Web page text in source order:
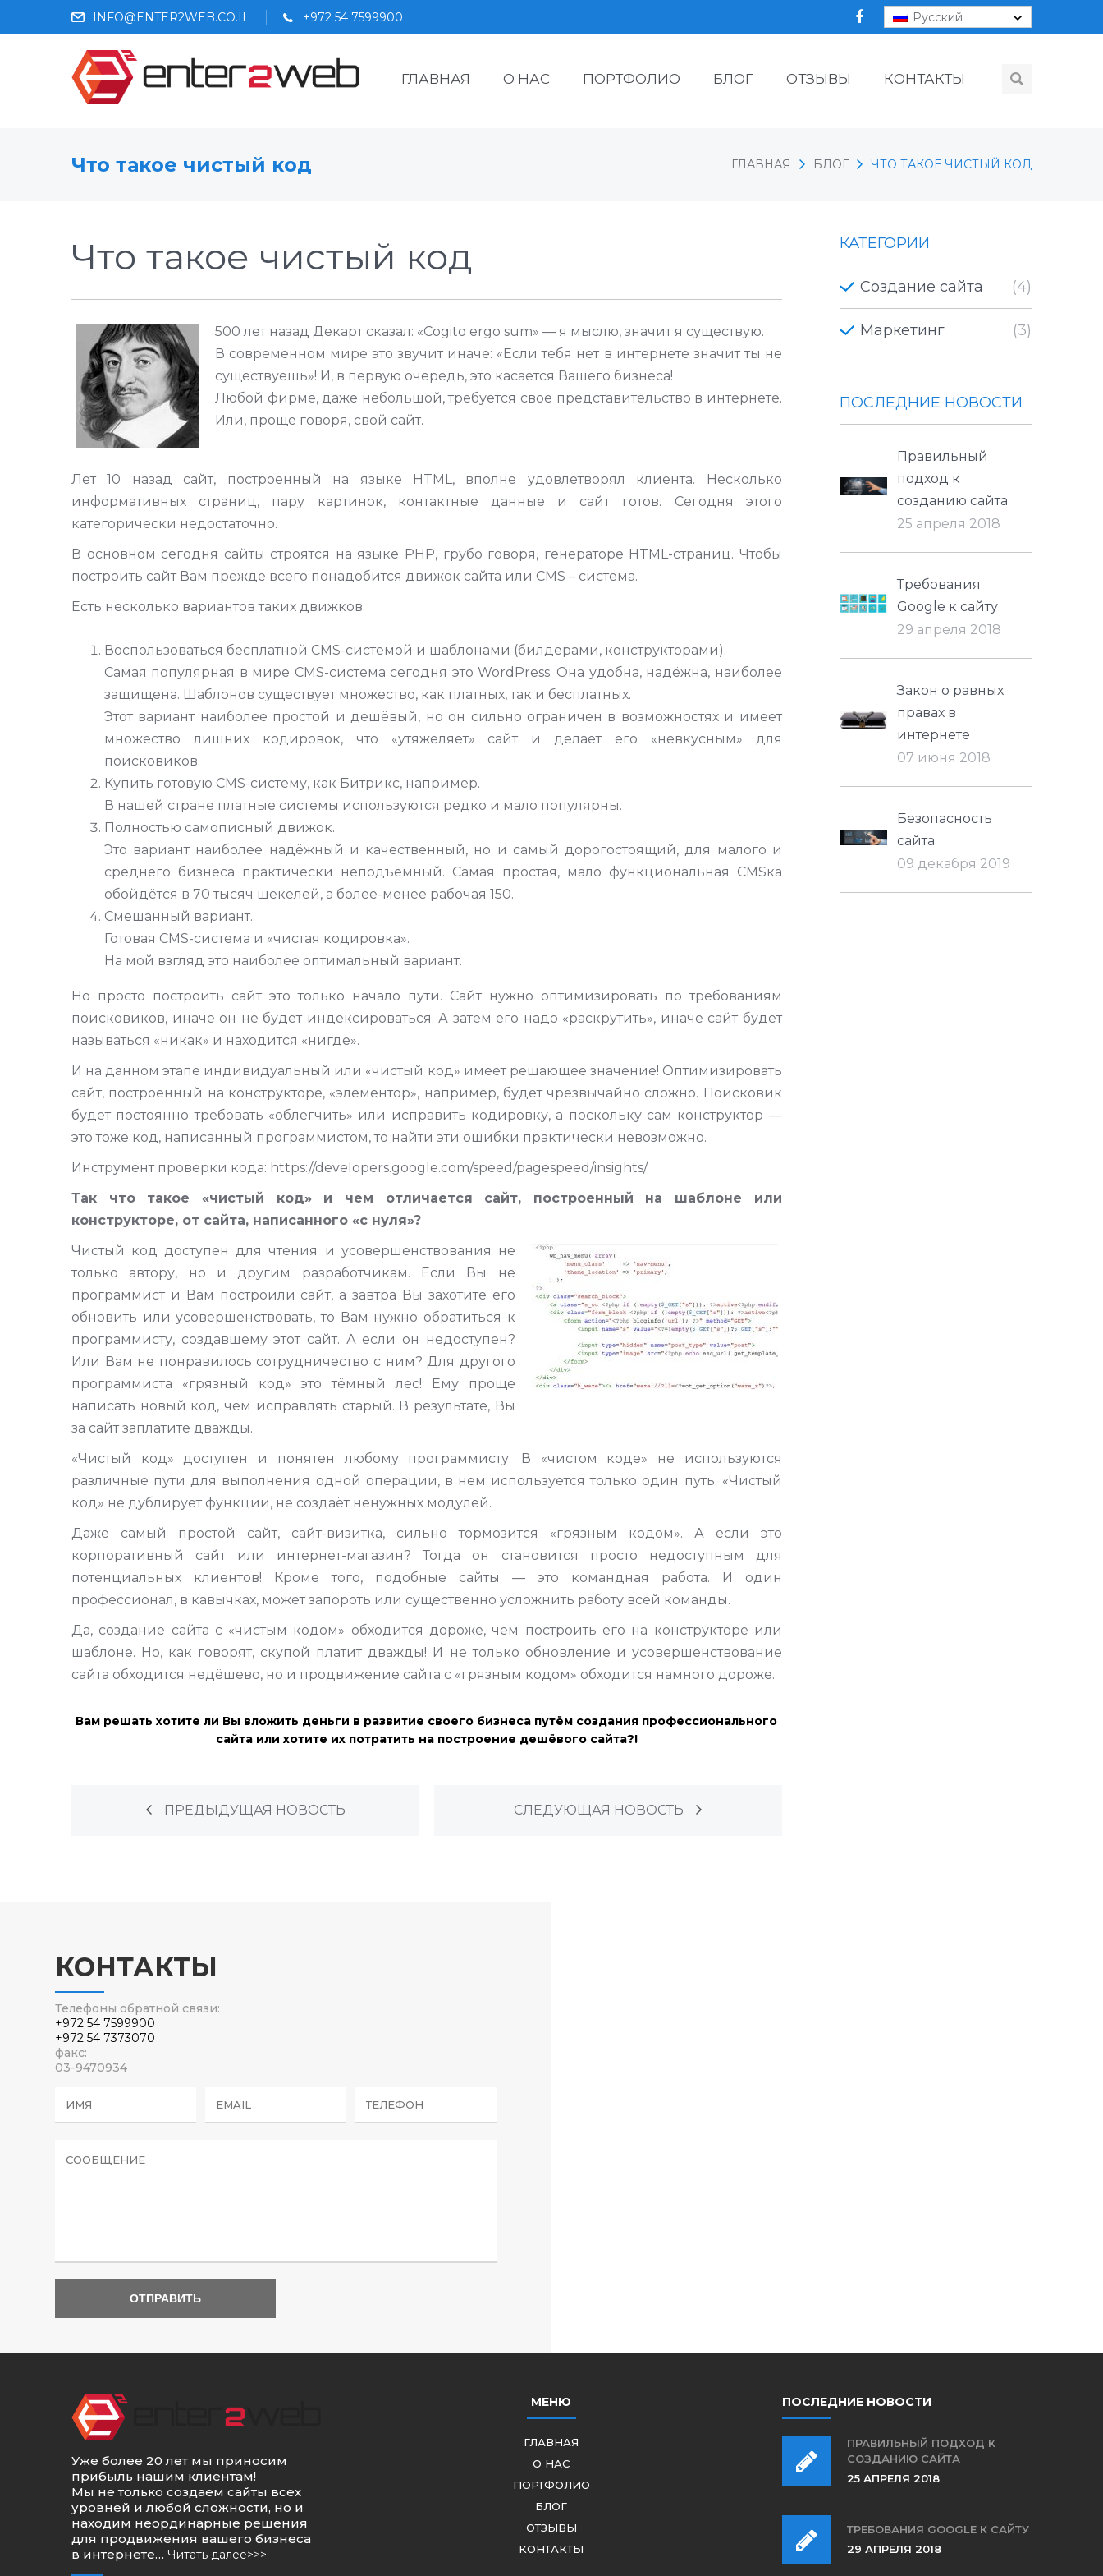
INFO@ENTER2WEB.CO.IL +972 54 7599900 Русский
ГЛАВНАЯ О НАС ПОРТФОЛИО БЛОГ ОТЗЫВЫ КОНТАКТЫ
Что такое чистый код ГЛАВНАЯ БЛОГ ЧТО ТАКОЕ ЧИСТЫЙ КОД
Что такое чистый код
500 лет назад Декарт сказал: «Cogito ergo sum» — я мыслю, значит я существую.
В современном мире это звучит иначе: «Если тебя нет в интернете значит ты не
существуешь»! И, в первую очередь, это касается Вашего бизнеса!
Любой фирме, даже небольшой, требуется своё представительство в интернете.
Или, проще говоря, свой сайт.
Лет 10 назад сайт, построенный на языке HTML, вполне удовлетворял клиента. Несколько
информативных страниц, пару картинок, контактные данные и сайт готов. Сегодня этого
категорически недостаточно.
В основном сегодня сайты строятся на языке PHP, грубо говоря, генераторе HTML-страниц. Чтобы
построить сайт Вам прежде всего понадобится движок сайта или CMS – система.
Есть несколько вариантов таких движков.
Воспользоваться бесплатной CMS-системой и шаблонами (билдерами, конструкторами).
Самая популярная в мире CMS-система сегодня это WordPress. Она удобна, надёжна, наиболее
защищена. Шаблонов существует множество, как платных, так и бесплатных.
Этот вариант наиболее простой и дешёвый, но он сильно ограничен в возможностях и имеет
множество лишних кодировок, что «утяжеляет» сайт и делает его «невкусным» для
поисковиков.
Купить готовую CMS-систему, как Битрикс, например.
В нашей стране платные системы используются редко и мало популярны.
Полностью самописный движок.
Это вариант наиболее надёжный и качественный, но и самый дорогостоящий, для малого и
среднего бизнеса практически неподъёмный. Самая простая, мало функциональная CMSка
обойдётся в 70 тысяч шекелей, а более-менее рабочая 150.
Смешанный вариант.
Готовая CMS-система и «чистая кодировка».
На мой взгляд это наиболее оптимальный вариант.
Но просто построить сайт это только начало пути. Сайт нужно оптимизировать по требованиям
поисковиков, иначе он не будет индексироваться. А затем его надо «раскрутить», иначе сайт будет
называться «никак» и находится «нигде».
И на данном этапе индивидуальный или «чистый код» имеет решающее значение! Оптимизировать
сайт, построенный на конструкторе, «элементор», например, будет чрезвычайно сложно. Поисковик
будет постоянно требовать «облегчить» или исправить кодировку, а поскольку сам конструктор —
это тоже код, написанный программистом, то найти эти ошибки практически невозможно.
Инструмент проверки кода: https://developers.google.com/speed/pagespeed/insights/
Так что такое «чистый код» и чем отличается сайт, построенный на шаблоне или
конструкторе, от сайта, написанного «с нуля»?
Чистый код доступен для чтения и усовершенствования не
только автору, но и другим разработчикам. Если Вы не
программист и Вам построили сайт, а завтра Вы захотите его
обновить или усовершенствовать, то Вам нужно обратиться к
программисту, создавшему этот сайт. А если он недоступен?
Или Вам не понравилось сотрудничество с ним? Для другого
программиста «грязный код» это тёмный лес! Ему проще
написать новый код, чем исправлять старый. В результате, Вы
за сайт заплатите дважды.
«Чистый код» доступен и понятен любому программисту. В «чистом коде» не используются
различные пути для выполнения одной операции, в нем используется только один путь. «Чистый
код» не дублирует функции, не создаёт ненужных модулей.
Даже самый простой сайт, сайт-визитка, сильно тормозится «грязным кодом». А если это
корпоративный сайт или интернет-магазин? Тогда он становится просто недоступным для
потенциальных клиентов! Кроме того, подобные сайты — это командная работа. И один
профессионал, в кавычках, может запороть или существенно усложнить работу всей команды.
Да, создание сайта с «чистым кодом» обходится дороже, чем построить его на конструкторе или
шаблоне. Но, как говорят, скупой платит дважды! И не только обновление и усовершенствование
сайта обходится недёшево, но и продвижение сайта с «грязным кодом» обходится намного дороже.
Вам решать хотите ли Вы вложить деньги в развитие своего бизнеса путём создания профессионального
сайта или хотите их потратить на построение дешёвого сайта?!
ПРЕДЫДУЩАЯ НОВОСТЬ СЛЕДУЮЩАЯ НОВОСТЬ
КАТЕГОРИИ
Создание сайта (4)
Маркетинг (3)
ПОСЛЕДНИЕ НОВОСТИ
Правильный
подход к
созданию сайта
25 апреля 2018
Требования
Google к сайту
29 апреля 2018
Закон о равных
правах в
интернете
07 июня 2018
Безопасность
сайта
09 декабря 2019
КОНТАКТЫ
Телефоны обратной связи:
+972 54 7599900
+972 54 7373070
факс:
03-9470934
Уже более 20 лет мы приносим
прибыль нашим клиентам!
Мы не только создаем сайты всех
уровней и любой сложности, но и
находим неординарные решения
для продвижения вашего бизнеса
в интернете… Читать далее>>>
МЕНЮ
ГЛАВНАЯ
О НАС
ПОРТФОЛИО
БЛОГ
ОТЗЫВЫ
КОНТАКТЫ
ПОСЛЕДНИЕ НОВОСТИ
ПРАВИЛЬНЫЙ ПОДХОД К
СОЗДАНИЮ САЙТА
25 АПРЕЛЯ 2018
ТРЕБОВАНИЯ GOOGLE К САЙТУ
29 АПРЕЛЯ 2018